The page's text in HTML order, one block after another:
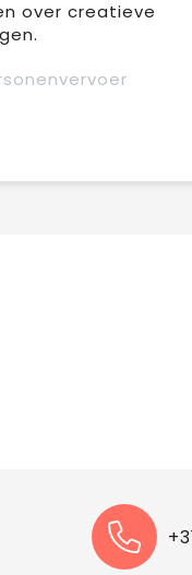
over creatieve